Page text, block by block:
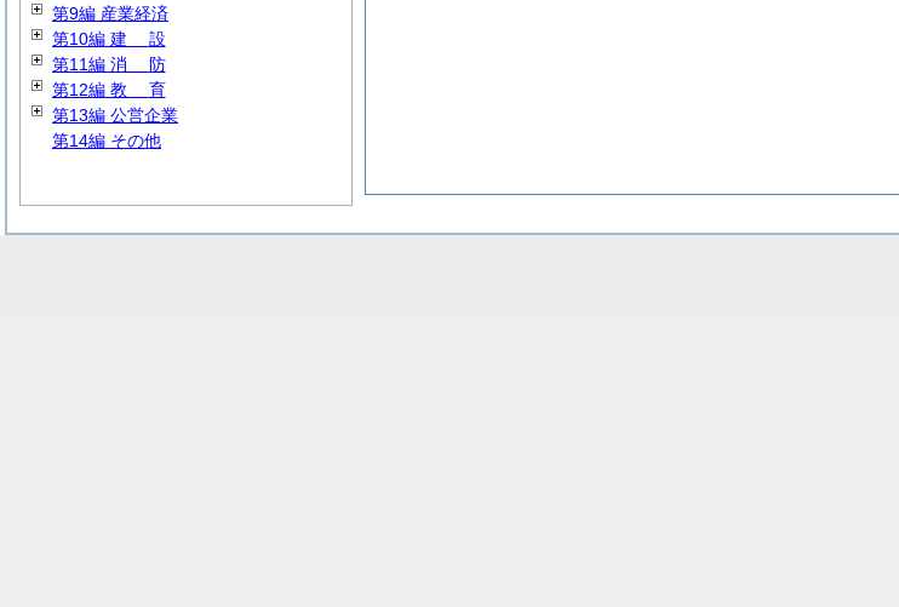
第9編 産業経済
第10編 建 設
第11編 消 防
第12編 教 育
第13編 公営企業
第14編 その他